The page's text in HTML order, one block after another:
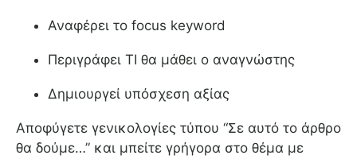
Αναφέρει το focus keyword
Περιγράφει ΤΙ θα μάθει ο αναγνώστης
Δημιουργεί υπόσχεση αξίας
Αποφύγετε γενικολογίες τύπου “Σε αυτό το άρθρο
θα δούμε…” και μπείτε γρήγορα στο θέμα με